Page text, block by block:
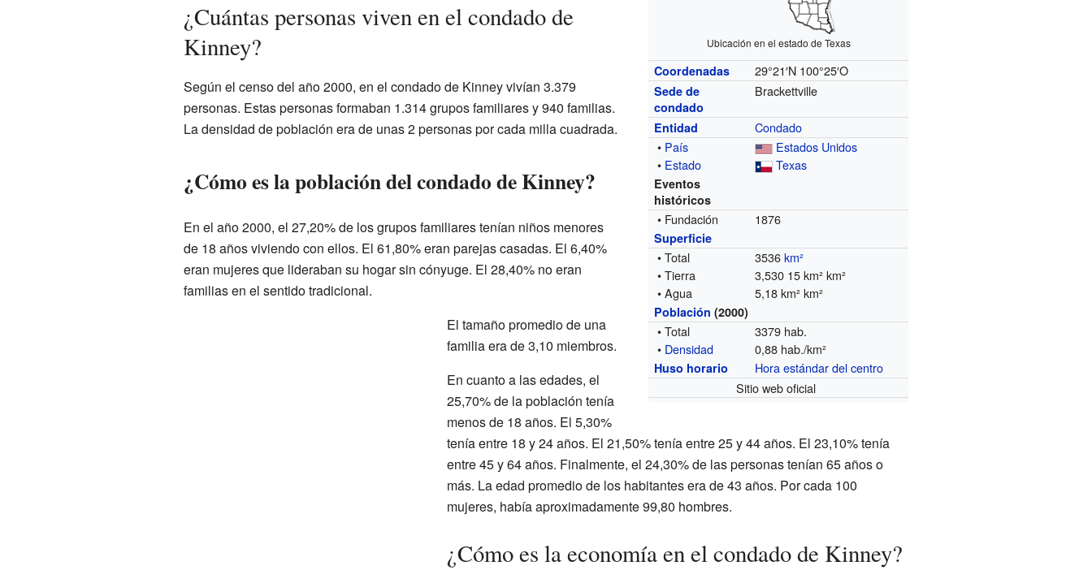
Ubicación en el estado de Texas
Coordenadas 29°21′N 100°25′O
Sede de
condado
Brackettville
Entidad
Condado
• País
Estados Unidos
• Estado Texas
Eventos
históricos
• Fundación 1876
Superficie
• Total 3536km²
• Tierra
3,530 15 km² km²
• Agua
5,18 km² km²
Población (2000)
• Total
3379 hab.
• Densidad 0,88 hab./km²
Huso horario
Hora estándar del centro
Sitio web oficial
¿Cuántas personas viven en el condado de
Kinney?
Según el censo del año 2000, en el condado de Kinney vivían 3.379
personas. Estas personas formaban 1.314 grupos familiares y 940 familias.
La densidad de población era de unas 2 personas por cada milla cuadrada.
¿Cómo es la población del condado de Kinney?
En el año 2000, el 27,20% de los grupos familiares tenían niños menores
de 18 años viviendo con ellos. El 61,80% eran parejas casadas. El 6,40%
eran mujeres que lideraban su hogar sin cónyuge. El 28,40% no eran
familias en el sentido tradicional.
El tamaño promedio de una
familia era de 3,10 miembros.
En cuanto a las edades, el
25,70% de la población tenía
menos de 18 años. El 5,30%
tenía entre 18 y 24 años. El 21,50% tenía entre 25 y 44 años. El 23,10% tenía
entre 45 y 64 años. Finalmente, el 24,30% de las personas tenían 65 años o
más. La edad promedio de los habitantes era de 43 años. Por cada 100
mujeres, había aproximadamente 99,80 hombres.
¿Cómo es la economía en el condado de Kinney?